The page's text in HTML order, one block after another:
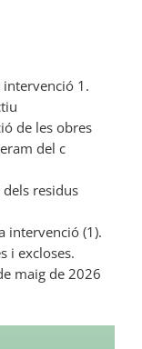
intervenció 1.
de les obres
del c
residus
intervenció (1).
i excloses.
maig de 2026